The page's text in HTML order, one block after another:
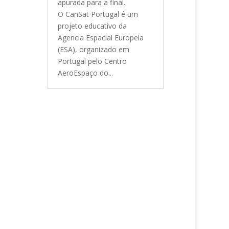
apurada para a final.
O CanSat Portugal é um
projeto educativo da
Agencia Espacial Europeia
(ESA), organizado em
Portugal pelo Centro
AeroEspaço do...